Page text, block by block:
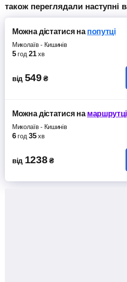
також переглядали наступні
Можна дістатисяна попутці
Миколаїв- Кишинів
5 год 21 хв
від 549 ₴
Можна дістатисяна маршрутці
Миколаїв- Кишинів
6 год 35 хв
від 1238 ₴